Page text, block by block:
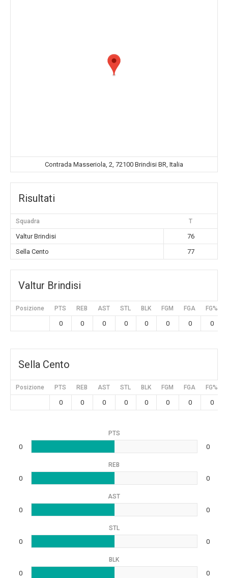
Contrada Masseriola, 2, 72100 Brindisi BR, Italia
Risultati
Squadra T
Valtur Brindisi
76
Sella Cento
77
Valtur Brindisi
Posizione PTS REB AST STL BLK FGM FGA FG%
0 0 0 0 0 0 0 0
Sella Cento
Posizione PTS REB AST STL BLK FGM FGA FG%
0 0 0 0 0 0 0 0
PTS
0 0
REB
0 0
AST
0 0
STL
0 0
BLK
0 0